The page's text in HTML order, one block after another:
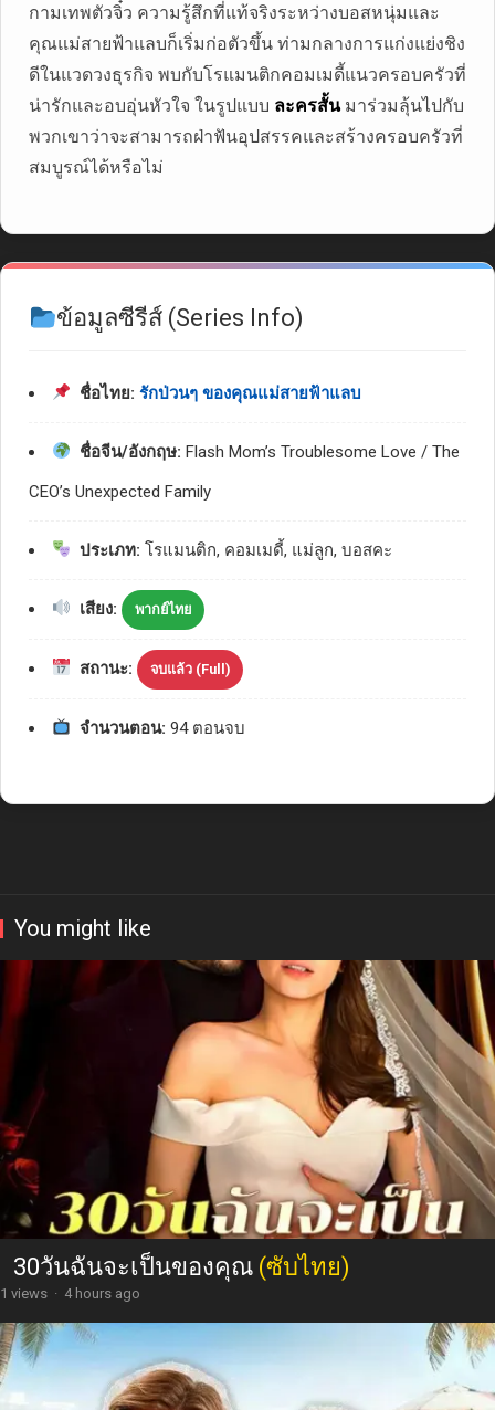
กามเทพตัวจิ๋ว ความรู้สึกที่แท้จริงระหว่างบอสหนุ่มและ
คุณแม่สายฟ้าแลบก็เริ่มก่อตัวขึ้น ท่ามกลางการแก่งแย่งชิง
ดีในแวดวงธุรกิจ พบกับโรแมนติกคอมเมดี้แนวครอบครัวที่
น่ารักและอบอุ่นหัวใจ ในรูปแบบ ละครสั้นมาร่วมลุ้นไปกับ
พวกเขาว่าจะสามารถฝ่าฟันอุปสรรคและสร้างครอบครัวที่
สมบูรณ์ได้หรือไม่
ข้อมูลซีรีส์ (Series Info)
ชื่อไทย: รักป่วนๆ ของคุณแม่สายฟ้าแลบ
ชื่อจีน/อังกฤษ: Flash Mom’s Troublesome Love / The
CEO’s Unexpected Family
ประเภท: โรแมนติก, คอมเมดี้, แม่ลูก, บอสคะ
เสียง: พากย์ไทย
สถานะ: จบแล้ว (Full)
จำนวนตอน: 94 ตอนจบ
You might like
30วันฉันจะเป็นของคุณ (ซับไทย)
1 views · 4 hours ago